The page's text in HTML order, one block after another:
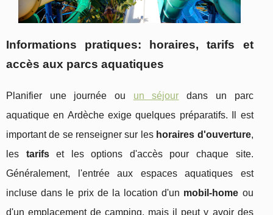
Informations pratiques: horaires, tarifs et
accès aux parcs aquatiques
Planifier une journée ou un séjour dans un parc
aquatique en Ardèche exige quelques préparatifs. Il est
important de se renseigner sur les horaires d'ouverture,
les tarifset les options d'accès pour chaque site.
Généralement, l'entrée aux espaces aquatiques est
incluse dans le prix de la location d'un mobil-home ou
d'un emplacement de camping, mais il peut y avoir des